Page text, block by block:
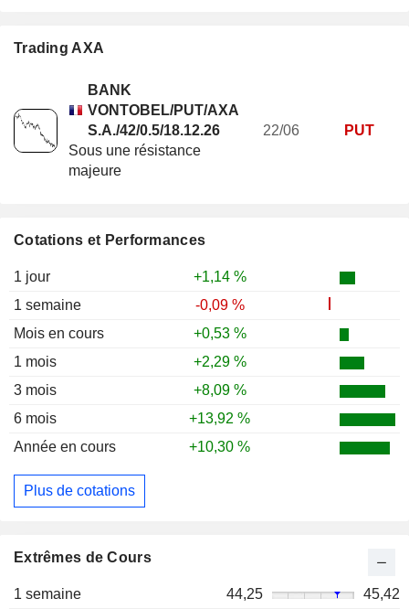
Trading AXA
BANK
VONTOBEL/PUT/AXA
S.A./42/0.5/18.12.26
Sous une résistance
majeure
22/06 PUT
Cotations et Performances
1 jour
+1,14 %
1 semaine
-0,09 %
Mois en cours
+0,53 %
1 mois
+2,29 %
3 mois
+8,09 %
6 mois
+13,92 %
Année en cours
+10,30 %
Plus de cotations
Extrêmes de Cours
1 semaine 44,25
45,42